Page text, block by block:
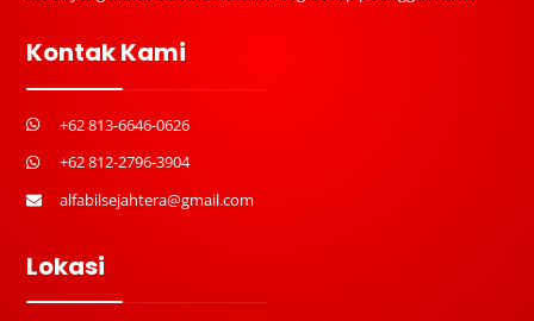
Kontak Kami
+62 813-6646-0626
+62 812-2796-3904
alfabilsejahtera@gmail.com
Lokasi